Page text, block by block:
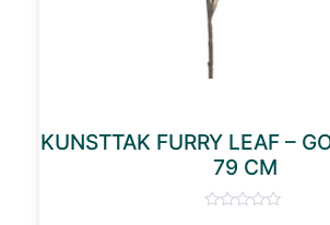
KUNSTTAK FURRY LEAF –
79 CM